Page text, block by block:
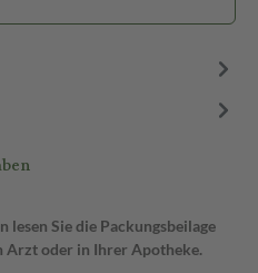
lesen Sie die Packungsbeilage
Arzt oder in Ihrer Apotheke.